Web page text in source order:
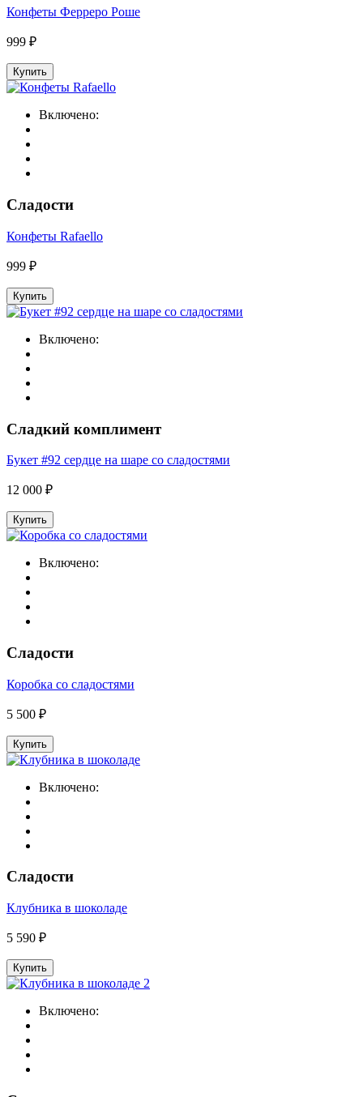
Конфеты Ферреро Роше
999 ₽
Купить
Включено:
Сладости
Конфеты Rafaello
999 ₽
Купить
Включено:
Сладкий комплимент
Букет #92 сердце на шаре со сладостями
12 000 ₽
Купить
Включено:
Сладости
Коробка со сладостями
5 500 ₽
Купить
Включено:
Сладости
Клубника в шоколаде
5 590 ₽
Купить
Включено: